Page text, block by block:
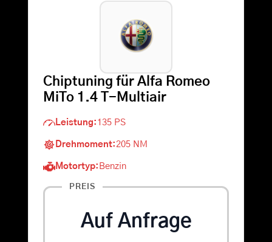
Warenkorb
Chiptuning für Alfa Romeo
MiTo 1.4 T-Multiair
Leistung: 135 PS
Drehmoment: 205 NM
Motortyp: Benzin
PREIS
Auf Anfrage